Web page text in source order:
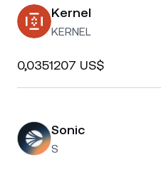
Kernel
KERNEL
0,0351207 US$
Sonic
S